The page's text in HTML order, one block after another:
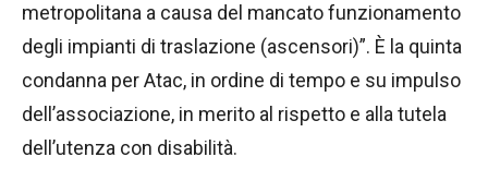
metropolitana a causa del mancato funzionamento
degli impianti di traslazione (ascensori)”. È la quinta
condanna per Atac, in ordine di tempo e su impulso
dell’associazione, in merito al rispetto e alla tutela
dell’utenza con disabilità.